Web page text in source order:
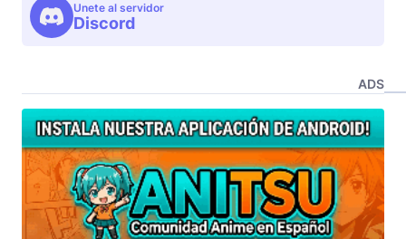
Unete al servidor
Discord
ADS